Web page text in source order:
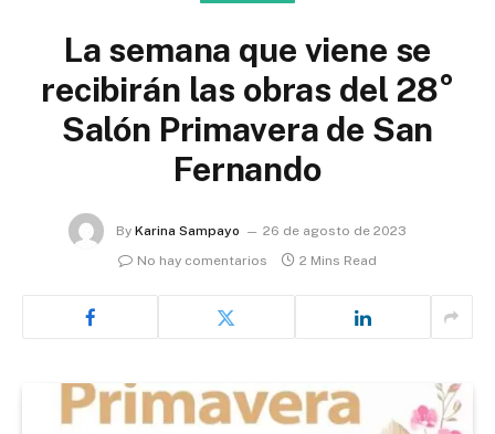
La semana que viene se
recibirán las obras del 28°
Salón Primavera de San
Fernando
By Karina Sampayo
26 de agosto de 2023
No hay comentarios
2 Mins Read